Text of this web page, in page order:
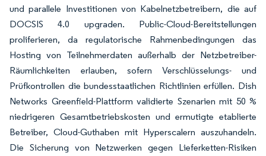
und parallele Investitionen von Kabelnetzbetreibern, die auf
DOCSIS 4.0 upgraden. Public-Cloud-Bereitstellungen
proliferieren, da regulatorische Rahmenbedingungen das
Hosting von Teilnehmerdaten außerhalb der Netzbetreiber-
Räumlichkeiten erlauben, sofern Verschlüsselungs- und
Prüfkontrollen die bundesstaatlichen Richtlinien erfüllen. Dish
Networks Greenfield-Plattform validierte Szenarien mit 50 %
niedrigeren Gesamtbetriebskosten und ermutigte etablierte
Betreiber, Cloud-Guthaben mit Hyperscalern auszuhandeln.
Die Sicherung von Netzwerken gegen Lieferketten-Risiken